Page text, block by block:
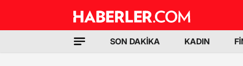
SON DAKİKA KADIN